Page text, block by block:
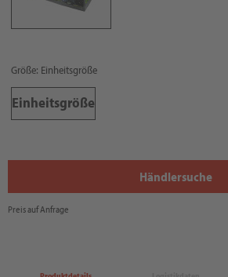
Größe: Einheitsgröße
Einheitsgröße
Händlersuche
Preis auf Anfrage